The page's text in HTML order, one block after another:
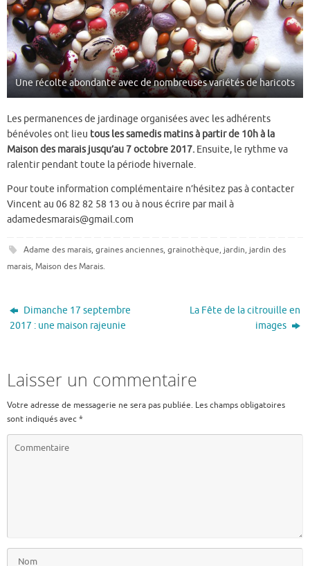
Une récolte abondante avec de nombreuses variétés de haricots
Les permanences de jardinage organisées avec les adhérents
bénévoles ont lieu tous les samedis matins à partir de 10h à la
Maison des marais jusqu’au 7 octobre 2017. Ensuite, le rythme va
ralentir pendant toute la période hivernale.
Pour toute information complémentaire n’hésitez pas à contacter
Vincent au 06 82 82 58 13 ou à nous écrire par mail à
adamedesmarais@gmail.com
Adame des marais, graines anciennes, grainothèque, jardin, jardin des
marais, Maison des Marais.
Dimanche 17 septembre
2017 : une maison rajeunie
La Fête de la citrouille en
images
Laisser un commentaire
Votre adresse de messagerie ne sera pas publiée. Les champs obligatoires
sont indiqués avec*